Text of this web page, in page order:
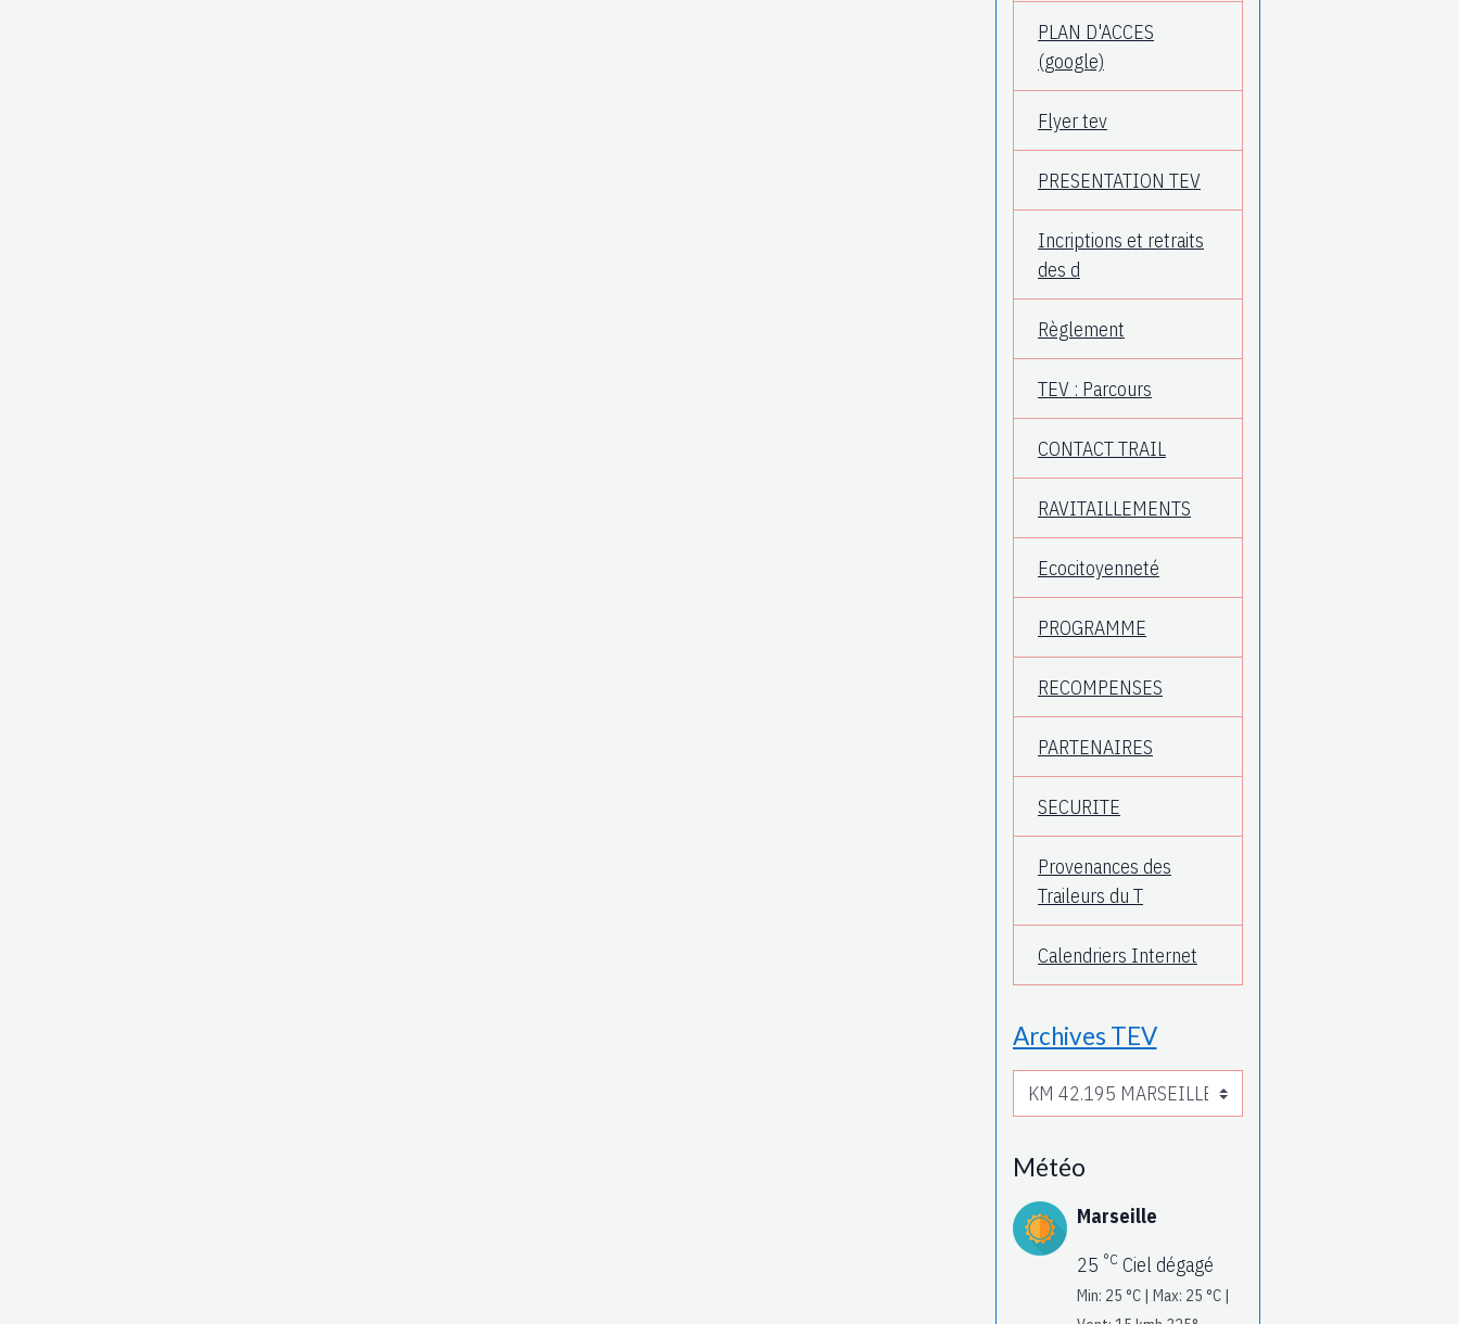
PLAN D'ACCES
(google)
Flyer tev
PRESENTATION TEV
Incriptions et retraits
des d
Règlement
TEV : Parcours
CONTACT TRAIL
RAVITAILLEMENTS
Ecocitoyenneté
PROGRAMME
RECOMPENSES
PARTENAIRES
SECURITE
Provenances des
Traileurs du T
Calendriers Internet
Archives TEV
Météo
Marseille
25 °C Ciel dégagé
Min: 25 °C | Max: 25 °C |